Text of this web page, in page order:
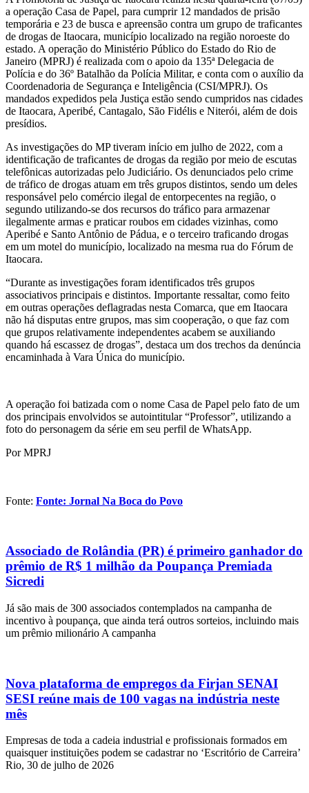
a operação Casa de Papel, para cumprir 12 mandados de prisão
temporária e 23 de busca e apreensão contra um grupo de traficantes
de drogas de Itaocara, município localizado na região noroeste do
estado. A operação do Ministério Público do Estado do Rio de
Janeiro (MPRJ) é realizada com o apoio da 135ª Delegacia de
Polícia e do 36º Batalhão da Polícia Militar, e conta com o auxílio da
Coordenadoria de Segurança e Inteligência (CSI/MPRJ). Os
mandados expedidos pela Justiça estão sendo cumpridos nas cidades
de Itaocara, Aperibé, Cantagalo, São Fidélis e Niterói, além de dois
presídios.
As investigações do MP tiveram início em julho de 2022, com a
identificação de traficantes de drogas da região por meio de escutas
telefônicas autorizadas pelo Judiciário. Os denunciados pelo crime
de tráfico de drogas atuam em três grupos distintos, sendo um deles
responsável pelo comércio ilegal de entorpecentes na região, o
segundo utilizando-se dos recursos do tráfico para armazenar
ilegalmente armas e praticar roubos em cidades vizinhas, como
Aperibé e Santo Antônio de Pádua, e o terceiro traficando drogas
em um motel do município, localizado na mesma rua do Fórum de
Itaocara.
“Durante as investigações foram identificados três grupos
associativos principais e distintos. Importante ressaltar, como feito
em outras operações deflagradas nesta Comarca, que em Itaocara
não há disputas entre grupos, mas sim cooperação, o que faz com
que grupos relativamente independentes acabem se auxiliando
quando há escassez de drogas”, destaca um dos trechos da denúncia
encaminhada à Vara Única do município.
A operação foi batizada com o nome Casa de Papel pelo fato de um
dos principais envolvidos se autointitular “Professor”, utilizando a
foto do personagem da série em seu perfil de WhatsApp.
Por MPRJ
Fonte: Fonte: Jornal Na Boca do Povo
Associado de Rolândia (PR) é primeiro ganhador do
prêmio de R$ 1 milhão da Poupança Premiada
Sicredi
Já são mais de 300 associados contemplados na campanha de
incentivo à poupança, que ainda terá outros sorteios, incluindo mais
um prêmio milionário A campanha
Nova plataforma de empregos da Firjan SENAI
SESI reúne mais de 100 vagas na indústria neste
mês
Empresas de toda a cadeia industrial e profissionais formados em
quaisquer instituições podem se cadastrar no ‘Escritório de Carreira’
Rio, 30 de julho de 2026